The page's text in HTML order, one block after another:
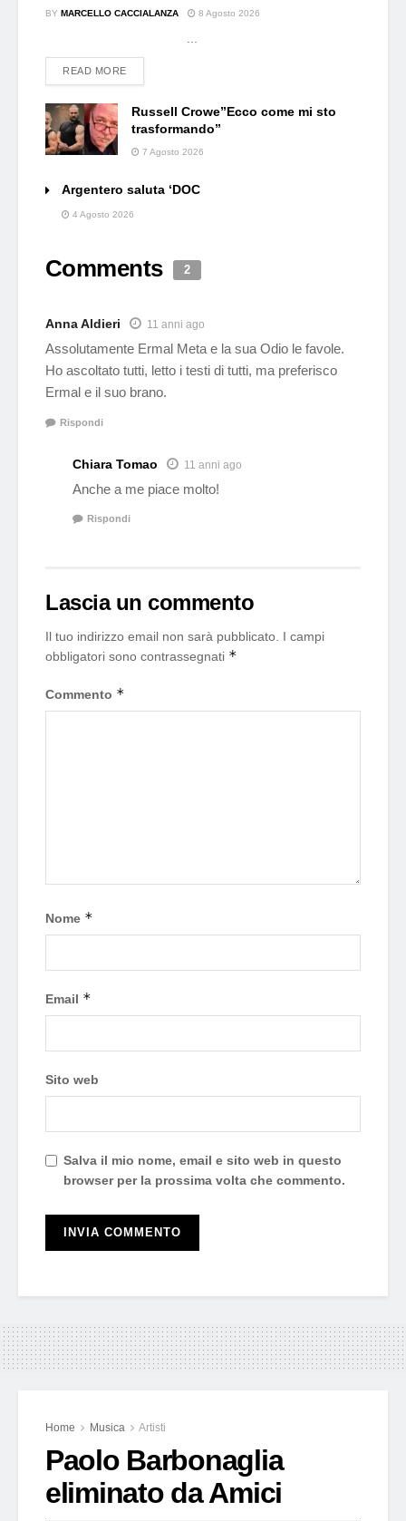
BY MARCELLO CACCIALANZA 8 Agosto 2026
...
READ MOREDETAILS
Russell Crowe”Ecco come mi sto
trasformando”
7 Agosto 2026
Argentero saluta ‘DOC
4 Agosto 2026
Comments 2
Anna Aldieri 11 anni ago
Assolutamente Ermal Meta e la sua Odio le favole.
Ho ascoltato tutti, letto i testi di tutti, ma preferisco
Ermal e il suo brano.
Rispondi
Chiara Tomao 11 anni ago
Anche a me piace molto!
Rispondi
Lascia un commento
Il tuo indirizzo email non sarà pubblicato. I campi
obbligatori sono contrassegnati *
Commento *
Nome *
Email *
Sito web
Salva il mio nome, email e sito web in questo
browser per la prossima volta che commento.
Home Musica Artisti
Paolo Barbonaglia
eliminato da Amici